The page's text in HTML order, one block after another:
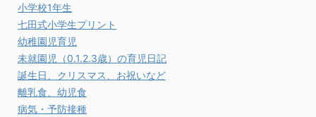
小学校1年生
七田式小学生プリント
幼稚園児育児
未就園児（0.1.2.3歳）の育児日記
誕生日、クリスマス、お祝いなど
離乳食、幼児食
病気・予防接種